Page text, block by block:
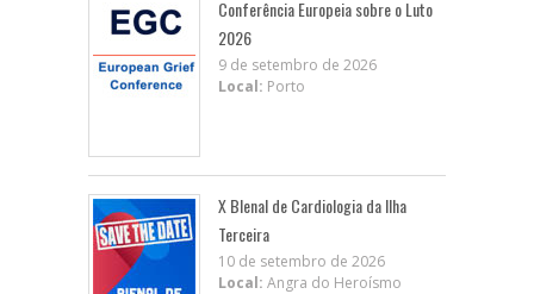
Conferência Europeia sobre o Luto
2026
9 de setembro de 2026
Local: Porto
X BIenal de Cardiologia da Ilha
Terceira
10 de setembro de 2026
Local: Angra do Heroísmo